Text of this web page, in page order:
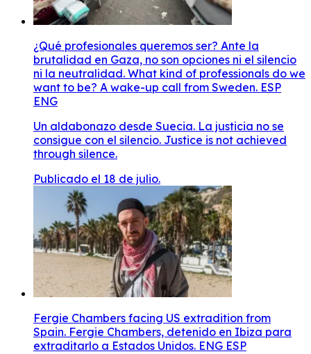
¿Qué profesionales queremos ser? Ante la
brutalidad en Gaza, no son opciones ni el silencio
ni la neutralidad. What kind of professionals do we
want to be? A wake-up call from Sweden. ESP
ENG
Un aldabonazo desde Suecia. La justicia no se
consigue con el silencio. Justice is not achieved
through silence.
Publicado el 18 de julio.
Fergie Chambers facing US extradition from
Spain. Fergie Chambers, detenido en Ibiza para
extraditarlo a Estados Unidos. ENG ESP